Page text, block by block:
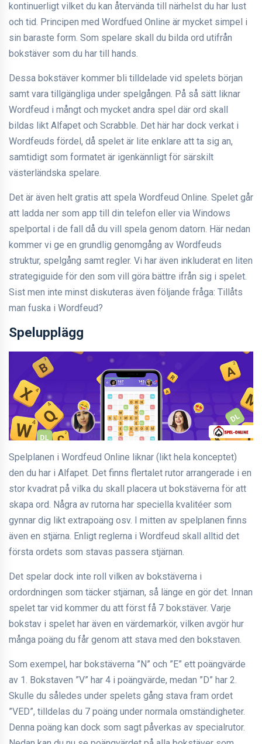
kontinuerligt vilket du kan återvända till närhelst du har lust
och tid. Principen med Wordfued Online är mycket simpel i
sin baraste form. Som spelare skall du bilda ord utifrån
bokstäver som du har till hands.
Dessa bokstäver kommer bli tilldelade vid spelets början
samt vara tillgängliga under spelgången. På så sätt liknar
Wordfeud i mångt och mycket andra spel där ord skall
bildas likt Alfapet och Scrabble. Det här har dock verkat i
Wordfeuds fördel, då spelet är lite enklare att ta sig an,
samtidigt som formatet är igenkännligt för särskilt
västerländska spelare.
Det är även helt gratis att spela Wordfeud Online. Spelet går
att ladda ner som app till din telefon eller via Windows
spelportal i de fall då du vill spela genom datorn. Här nedan
kommer vi ge en grundlig genomgång av Wordfeuds
struktur, spelgång samt regler. Vi har även inkluderat en liten
strategiguide för den som vill göra bättre ifrån sig i spelet.
Sist men inte minst diskuteras även följande fråga: Tillåts
man fuska i Wordfeud?
Spelupplägg
Spelplanen i Wordfeud Online liknar (likt hela konceptet)
den du har i Alfapet. Det finns flertalet rutor arrangerade i en
stor kvadrat på vilka du skall placera ut bokstäverna för att
skapa ord. Några av rutorna har speciella kvalitéer som
gynnar dig likt extrapoäng osv. I mitten av spelplanen finns
även en stjärna. Enligt reglerna i Wordfeud skall alltid det
första ordets som stavas passera stjärnan.
Det spelar dock inte roll vilken av bokstäverna i
ordordningen som täcker stjärnan, så länge en gör det. Innan
spelet tar vid kommer du att först få 7 bokstäver. Varje
bokstav i spelet har även en värdemarkör, vilken avgör hur
många poäng du får genom att stava med den bokstaven.
Som exempel, har bokstäverna ”N” och ”E” ett poängvärde
av 1. Bokstaven ”V” har 4 i poängvärde, medan ”D” har 2.
Skulle du således under spelets gång stava fram ordet
”VED”, tilldelas du 7 poäng under normala omständigheter.
Denna poäng kan dock som sagt påverkas av specialrutor.